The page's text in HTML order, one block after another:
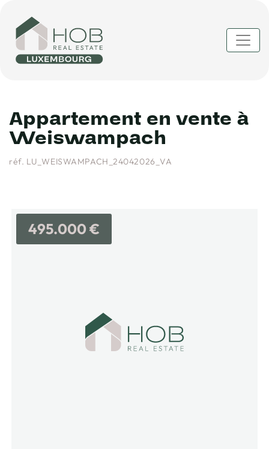
Appartement en vente à
Weiswampach
réf. LU_WEISWAMPACH_24042026_VA
495.000 €